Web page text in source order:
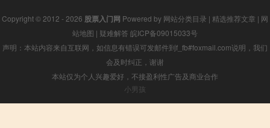
Copyright © 2012 - 2026 股票入门网 Powered by 网站分类目录 | 精选推荐文章 | 网
站地图 | 疑难解答 皖ICP备09015033号
声明：本站内容来自互联网，如信息有错误可发邮件到f_fb#foxmail.com说明，我们
会及时纠正，谢谢
本站仅为个人兴趣爱好，不接盈利性广告及商业合作
小男孩